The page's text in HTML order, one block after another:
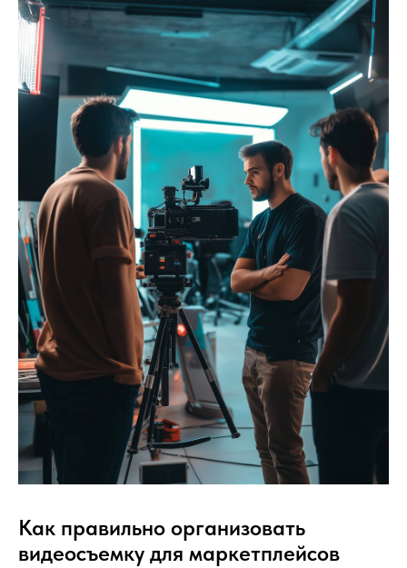
Как правильно организовать
видеосъемку для маркетплейсов